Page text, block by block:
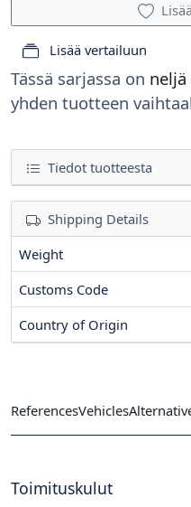
Tässä sarjassa on neljä
yhden tuotteen
Tiedot tuotteesta
Shipping Details
Weight
Customs Code
Country of Origin
Lisää vertailuun
ReferencesVehicles
Toimituskulut